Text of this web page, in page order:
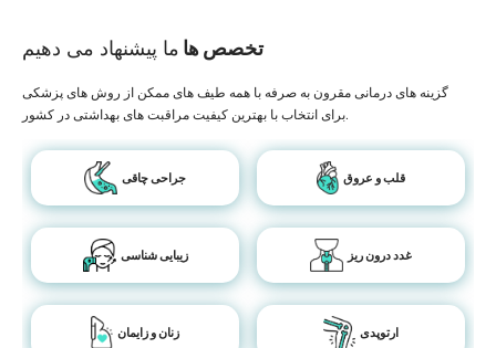
تخصص ها ما پیشنهاد می دهیم
گزینه های درمانی مقرون به صرفه با همه طیف های ممکن از روش های پزشکی
برای انتخاب با بهترین کیفیت مراقبت های بهداشتی در کشور.
جراحی چاقی قلب و عروق
زیبایی شناسی غدد درون ریز
زنان و زایمان ارتوپدی